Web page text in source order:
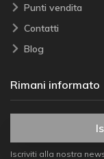
Punti vendita
Contatti
Blog
Rimani informato
Iscriviti alla nostra